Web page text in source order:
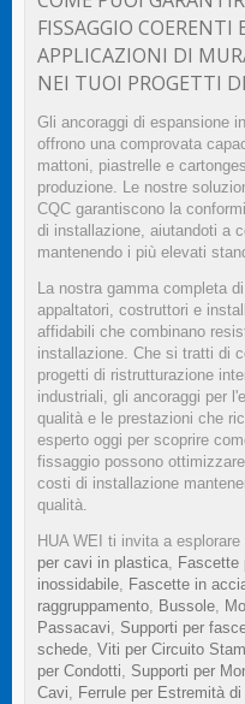
FISSAGGIO COERENTI
APPLICAZIONI DI
NEI TUOI PROGETTI
Gli ancoraggi di espansione
offrono una comprovata
mattoni, piastrelle e
produzione. Le nostre
CQC garantiscono la
di installazione, aiutandoti a
mantenendo i più elevati
La nostra gamma completa
appaltatori, costruttori e
affidabili che combinano
installazione. Che si tratti di
progetti di ristrutturazione
industriali, gli ancoraggi per
qualità e le prestazioni che
esperto oggi per scoprire
fissaggio possono
costi di installazione
qualità.
HUA WEI ti invita a
per cavi in plastica, Fascette
inossidabile, Fascette in
raggruppamento, Bussole,
Passacavi, Supporti per
schede, Viti per Circuito
per Condotti, Supporti per
Cavi, Ferrule per Estremità